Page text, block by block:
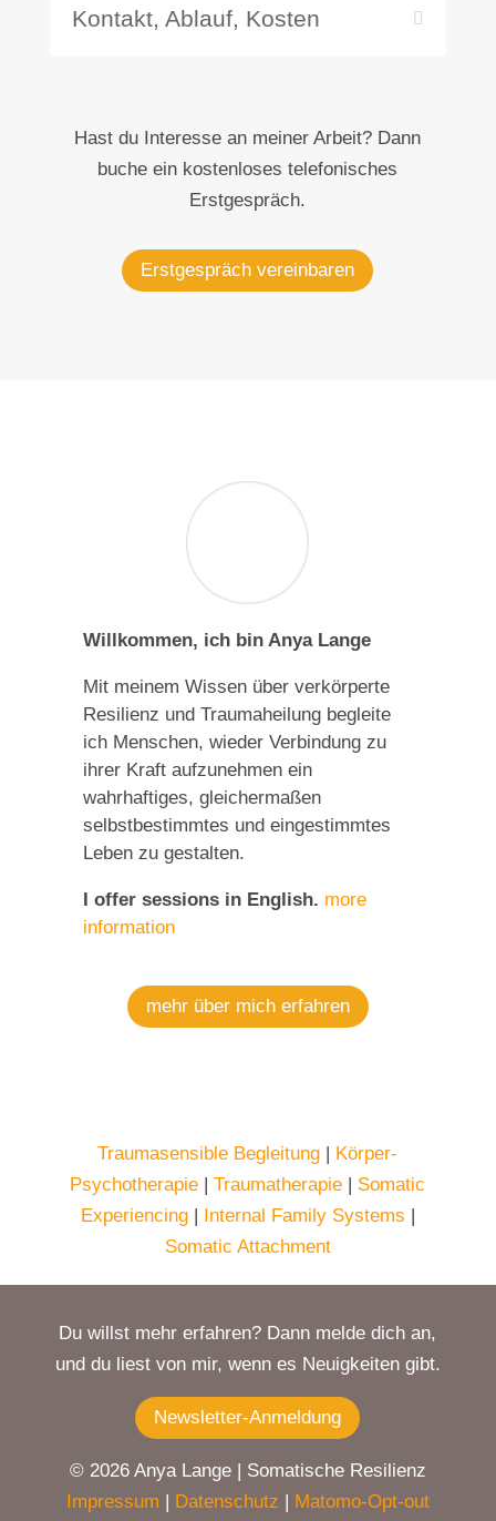
Kontakt, Ablauf, Kosten
Hast du Interesse an meiner Arbeit? Dann
buche ein kostenloses telefonisches
Erstgespräch.
Erstgespräch vereinbaren
Willkommen, ich bin Anya Lange
Mit meinem Wissen über verkörperte
Resilienz und Traumaheilung begleite
ich Menschen, wieder Verbindung zu
ihrer Kraft aufzunehmen ein
wahrhaftiges, gleichermaßen
selbstbestimmtes und eingestimmtes
Leben zu gestalten.
I offer sessions in English. more
information
mehr über mich erfahren
Traumasensible Begleitung
Körper-
Psychotherapie |Traumatherapie
Somatic
Experiencing| Internal Family Systems
Somatic Attachment
Du willst mehr erfahren? Dann melde dich an,
und du liest von mir, wenn es Neuigkeiten gibt.
Newsletter-Anmeldung
©2026 Anya Lange | Somatische Resilienz
Impressum
Datenschutz Matomo-Opt-out